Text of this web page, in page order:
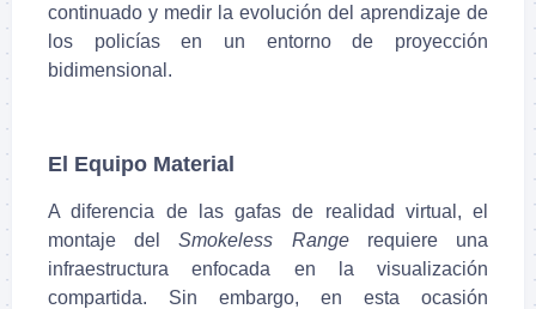
continuado y medir la evolución del aprendizaje de
los policías en un entorno de proyección
bidimensional.
El Equipo Material
A diferencia de las gafas de realidad virtual, el
montaje delSmokeless Rangerequiere una
infraestructura enfocada en la visualización
compartida. Sin embargo, en esta ocasión